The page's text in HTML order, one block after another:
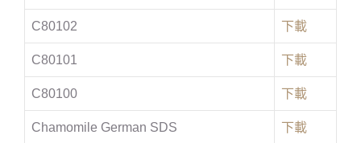
C80102 下載
C80101 下載
C80100 下載
Chamomile German SDS 下載